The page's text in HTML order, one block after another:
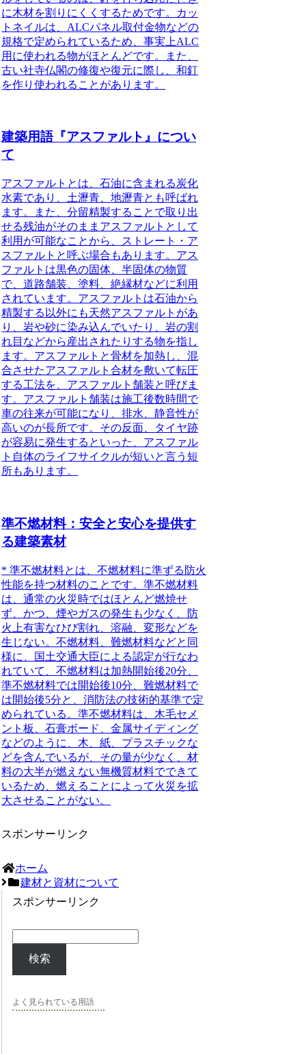
に木材を割りにくくするためです。カッ
トネイルは、ALCパネル取付金物などの
規格で定められているため、事実上ALC
用に使われる物がほとんどです。また、
古い社寺仏閣の修復や復元に際し、和釘
を作り使われることがあります。
建築用語『アスファルト』につい
て
アスファルトとは、石油に含まれる炭化
水素であり、土瀝青、地瀝青とも呼ばれ
ます。また、分留精製することで取り出
せる残油がそのままアスファルトとして
利用が可能なことから、ストレート・ア
スファルトと呼ぶ場合もあります。アス
ファルトは黒色の固体、半固体の物質
で、道路舗装、塗料、絶縁材などに利用
されています。アスファルトは石油から
精製する以外にも天然アスファルトがあ
り、岩や砂に染み込んでいたり、岩の割
れ目などから産出されたりする物を指し
ます。アスファルトと骨材を加熱し、混
合させたアスファルト合材を敷いて転圧
する工法を、アスファルト舗装と呼びま
す。アスファルト舗装は施工後数時間で
車の往来が可能になり、排水、静音性が
高いのが長所です。その反面、タイヤ跡
が容易に発生するといった、アスファル
ト自体のライフサイクルが短いと言う短
所もあります。
準不燃材料：安全と安心を提供す
る建築素材
*準不燃材料とは、不燃材料に準ずる防火
性能を持つ材料のこと です。準不燃材料
は、通常の火災時ではほとんど燃焼せ
ず、かつ、煙やガスの発生も少なく、防
火上有害なひび割れ、溶融、変形などを
生じない。不燃材料、難燃材料などと同
様に、国土交通大臣による認定が行なわ
れていて、不燃材料は加熱開始後20分、
準不燃材料では開始後10分、難燃材料で
は開始後5分と、消防法の技術的基準で定
められている。準不燃材料は、木毛セメ
ント板、石膏ボード、金属サイディング
などのように、木、紙、プラスチックな
どを含んでいるが、その量が少なく、材
料の大半が燃えない無機質材料でできて
いるため、燃えることによって火災を拡
大させることがない。
スポンサーリンク
ホーム
建材と資材について
スポンサーリンク
検索
よく見られている用語